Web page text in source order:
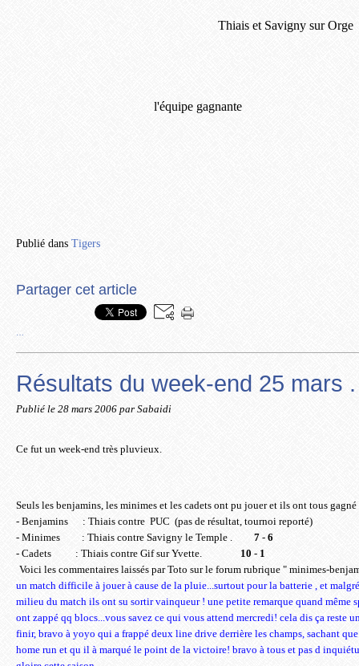
Thiais et Savigny sur Orge
l'équipe gagnante
Publié dans Tigers
Partager cet article
…
Résultats du week-end 25 mars .
Publié le 28 mars 2006 par Sabaidi
Ce fut un week-end très pluvieux.
Seuls les benjamins, les minimes et les cadets ont pu jouer et ils ont tous gagné
- Benjamins
: Thiais contre PUC (pas de résultat, tournoi reporté)
- Minimes
: Thiais contre Savigny le Temple . 7 - 6
- Cadets
: Thiais contre Gif sur Yvette. 10 - 1
Voici les commentaires laissés par Toto sur le forum rubrique " minimes-
un match difficile à jouer à cause de la pluie...surtout pour la batterie , et
milieu du match ils ont su sortir vainqueur ! une petite remarque quand même
ont zappé qq blocs...vous savez ce qui vous attend mercredi! cela dis ça reste
finir, bravo à yoyo qui a frappé deux line drive derrière les champs, sachant
home run et qu il à marqué le point de la victoire! bravo à tous et pas d